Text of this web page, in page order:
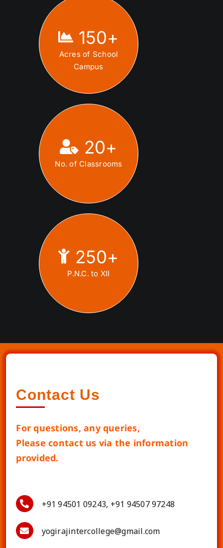
150+
Acres of School
Campus
20+
No. of Classrooms
250+
P.N.C. to XII
Contact Us
For questions, any queries,
Please contact us via the information
provided.
+91 94501 09243, +91 94507 97248
yogirajintercollege@gmail.com